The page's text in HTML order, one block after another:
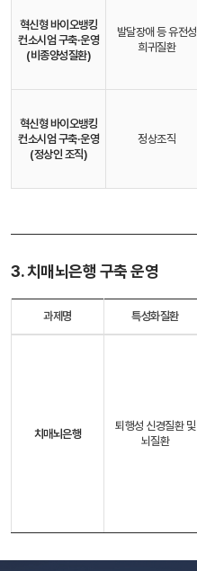
혁신형 바이오뱅킹
컨소시엄 구축·운영
(비종양성질환)
발달장애 등 유전성
희귀질환
혁신형 바이오뱅킹
컨소시엄 구축·운영
(정상인 조직)
정상조직
3. 치매뇌은행 구축 운영
과제명 특성화질환
치매뇌은행
퇴행성 신경질환 및
뇌질환